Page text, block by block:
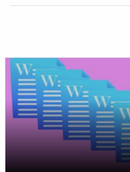
ارسال دیدگاه